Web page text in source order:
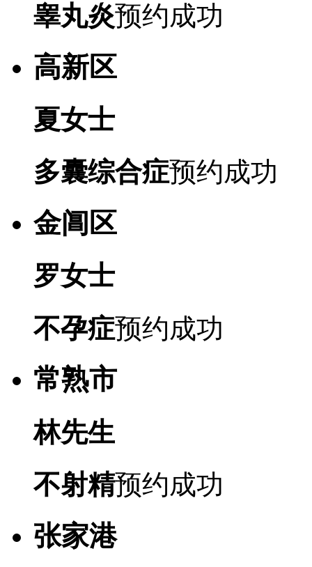
睾丸炎预约成功
高新区
夏女士
多囊综合症预约成功
金阊区
罗女士
不孕症预约成功
常熟市
林先生
不射精预约成功
张家港